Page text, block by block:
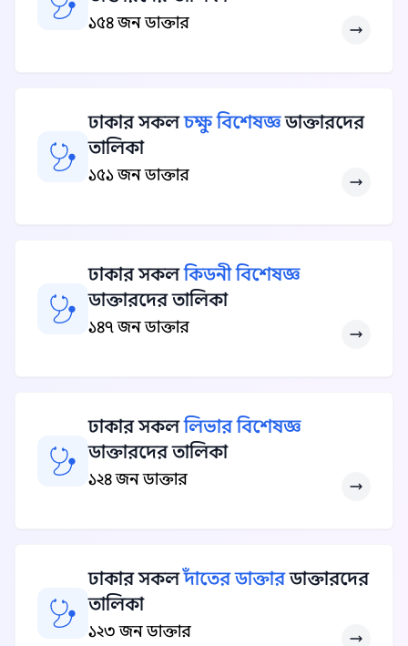
১৫৪ জন ডাক্তার
ঢাকার সকলচক্ষু বিশেষজ্ঞডাক্তারদের
তালিকা
১৫১ জন ডাক্তার
ঢাকার সকলকিডনী বিশেষজ্ঞ
ডাক্তারদের তালিকা
১৪৭ জন ডাক্তার
ঢাকার সকললিভার বিশেষজ্ঞ
ডাক্তারদের তালিকা
১২৪ জন ডাক্তার
ঢাকার সকলদাঁতের ডাক্তারডাক্তারদের
তালিকা
১২৩ জন ডাক্তার